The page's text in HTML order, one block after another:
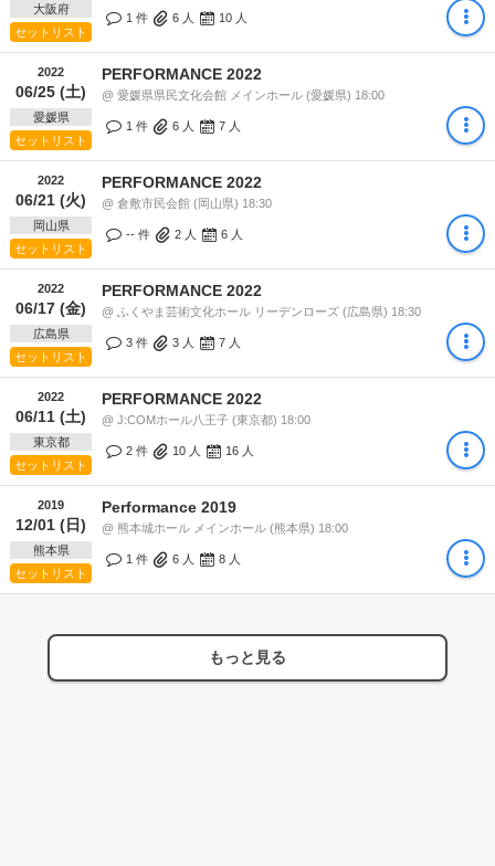
大阪府
セットリスト
1 件 6 人 10 人
2022
06/25 (土)
愛媛県
セットリスト
PERFORMANCE 2022
@ 愛媛県県民文化会館 メインホール (愛媛県) 18:00
1 件 6 人 7 人
2022
06/21 (火)
岡山県
セットリスト
PERFORMANCE 2022
@ 倉敷市民会館 (岡山県) 18:30
-- 件 2 人 6 人
2022
06/17 (金)
広島県
セットリスト
PERFORMANCE 2022
@ ふくやま芸術文化ホール リーデンローズ (広島県) 18:30
3 件 3 人 7 人
2022
06/11 (土)
東京都
セットリスト
PERFORMANCE 2022
@ J:COMホール八王子 (東京都) 18:00
2 件 10 人 16 人
2019
12/01 (日)
熊本県
セットリスト
Performance 2019
@ 熊本城ホール メインホール (熊本県) 18:00
1 件 6 人 8 人
もっと見る